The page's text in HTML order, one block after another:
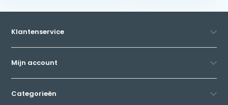
Klantenservice
Mijn account
Categorieën